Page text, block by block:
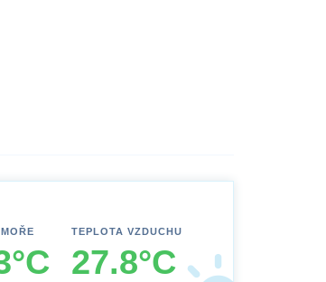
TEPLOTA VZDUCHU
27.8°C